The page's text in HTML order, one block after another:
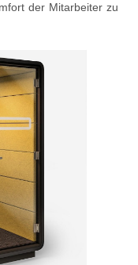
der Mitarbeiter zu